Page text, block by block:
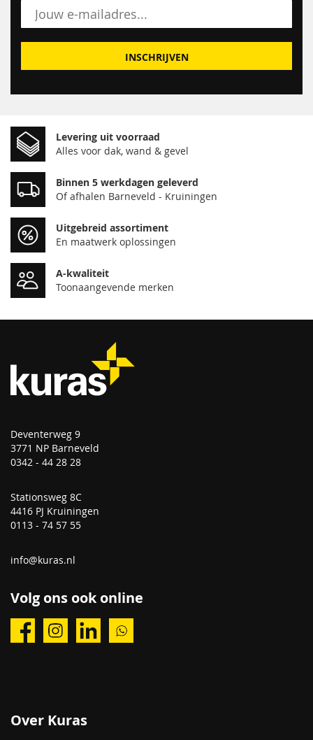
INSCHRIJVEN
Levering uit voorraad
Alles voor dak, wand & gevel
Binnen 5 werkdagen geleverd
Of afhalen Barneveld - Kruiningen
Uitgebreid assortiment
En maatwerk oplossingen
A-kwaliteit
Toonaangevende merken
Deventerweg 9
3771 NP Barneveld
0342 - 44 28 28
Stationsweg 8C
4416 PJ Kruiningen
0113 - 74 57 55
info@kuras.nl
Volg ons ook online
Over Kuras